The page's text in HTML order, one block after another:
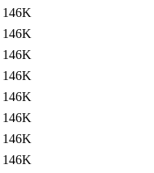
146K
146K
146K
146K
146K
146K
146K
146K